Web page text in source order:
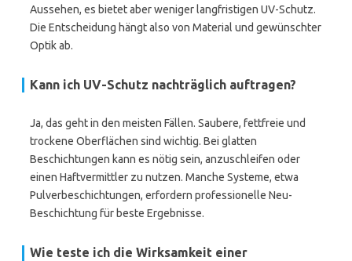
Aussehen, es bietet aber weniger langfristigen UV-Schutz.
Die Entscheidung hängt also von Material und gewünschter
Optik ab.
Kann ich UV-Schutz nachträglich auftragen?
Ja, das geht in den meisten Fällen. Saubere, fettfreie und
trockene Oberflächen sind wichtig. Bei glatten
Beschichtungen kann es nötig sein, anzuschleifen oder
einen Haftvermittler zu nutzen. Manche Systeme, etwa
Pulverbeschichtungen, erfordern professionelle Neu-
Beschichtung für beste Ergebnisse.
Wie teste ich die Wirksamkeit einer